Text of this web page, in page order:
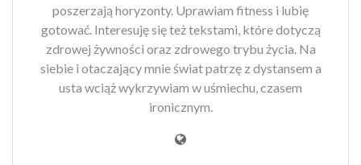
poszerzają horyzonty. Uprawiam fitness i lubię
gotować. Interesuję się też tekstami, które dotyczą
zdrowej żywności oraz zdrowego trybu życia. Na
siebie i otaczający mnie świat patrzę z dystansem a
usta wciąż wykrzywiam w uśmiechu, czasem
ironicznym.